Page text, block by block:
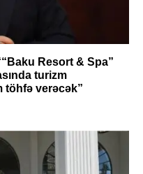
Resort & Spa”
turizm
töhfə verəcək”